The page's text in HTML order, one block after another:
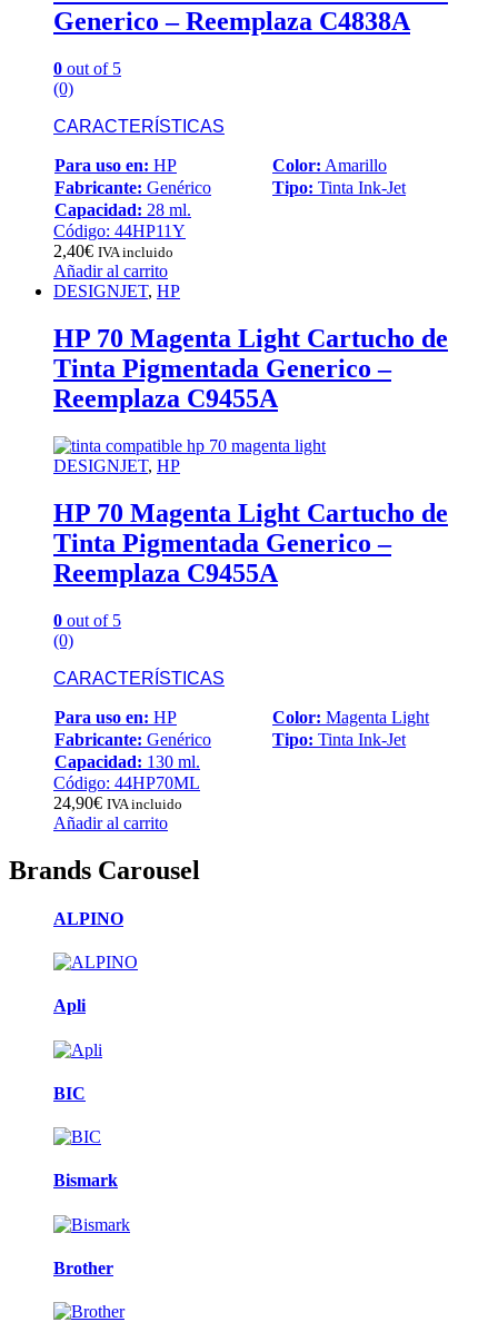
Generico – Reemplaza C4838A
0 out of 5
(0)
CARACTERÍSTICAS
Para uso en: HP Color: Amarillo
Fabricante: Genérico Tipo: Tinta Ink-Jet
Capacidad: 28 ml.
Código: 44HP11Y
2,40€ IVA incluido
Añadir al carrito
DESIGNJET, HP
HP 70 Magenta Light Cartucho de
Tinta Pigmentada Generico –
Reemplaza C9455A
DESIGNJET, HP
HP 70 Magenta Light Cartucho de
Tinta Pigmentada Generico –
Reemplaza C9455A
0 out of 5
(0)
CARACTERÍSTICAS
Para uso en: HP Color: Magenta Light
Fabricante: Genérico Tipo: Tinta Ink-Jet
Capacidad: 130 ml.
Código: 44HP70ML
24,90€ IVA incluido
Añadir al carrito
Brands Carousel
ALPINO
Apli
BIC
Bismark
Brother